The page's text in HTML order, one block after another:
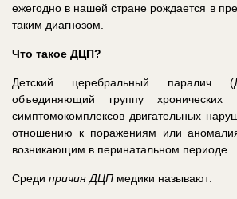
ежегодно в нашей стране рождается в
таким диагнозом.
Что такое ДЦП?
Детский церебральный
объединяющий группу хронических
симптомокомплексов двигательных
отношению к поражениям или
возникающим в перинатальном периоде.
Среди причин ДЦП медики называют: